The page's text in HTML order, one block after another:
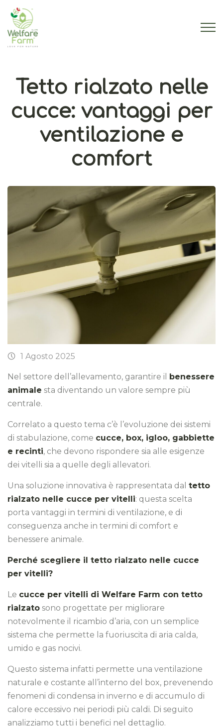
Tetto rialzato nelle
cucce: vantaggi per
ventilazione e
comfort
1 Agosto 2025
Nel settore dell’allevamento, garantire il benessere
animale sta diventando un valore sempre più
centrale.
Correlato a questo tema c’è l’evoluzione dei sistemi
di stabulazione, come cucce, box, igloo, gabbiette
e recinti, che devono rispondere sia alle esigenze
dei vitelli sia a quelle degli allevatori.
Una soluzione innovativa è rappresentata dal tetto
rialzato nelle cucce per vitelli: questa scelta
porta vantaggi in termini di ventilazione, e di
conseguenza anche in termini di comfort e
benessere animale.
Perché scegliere il tetto rialzato nelle cucce
per vitelli?
Le cucce per vitelli di Welfare Farm con tetto
rialzato sono progettate per migliorare
notevolmente il ricambio d’aria, con un semplice
sistema che permette la fuoriuscita di aria calda,
umido e gas nocivi.
Questo sistema infatti permette una ventilazione
naturale e costante all’interno del box, prevenendo
fenomeni di condensa in inverno e di accumulo di
calore eccessivo nei periodi più caldi. Di seguito
analizziamo tutti i benefici nel dettaglio.